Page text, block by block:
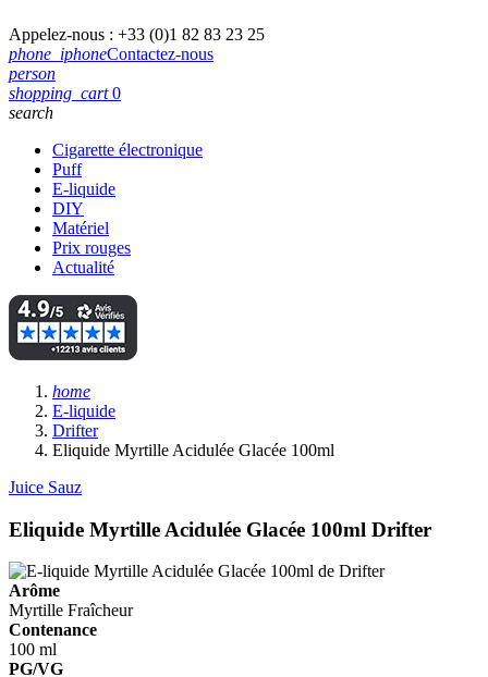
Appelez-nous : +33 (0)1 82 83 23 25
phone_iphoneContactez-nous
person
shopping_cart 0
search
Cigarette électronique
Puff
E-liquide
DIY
Matériel
Prix rouges
Actualité
home
E-liquide
Drifter
Eliquide Myrtille Acidulée Glacée 100ml
Juice Sauz
Eliquide Myrtille Acidulée Glacée 100ml Drifter
Arôme
Myrtille Fraîcheur
Contenance
100 ml
PG/VG